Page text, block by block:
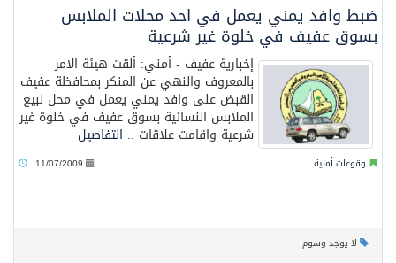
ضبط وافد يمني يعمل في احد محلات الملابس
بسوق عفيف في خلوة غير شرعية
إخبارية عفيف - أمني: ألقت هيئة الامر
بالمعروف والنهي عن المنكر بمحافظة عفيف
القبض على وافد يمني يعمل في محل لبيع
الملابس النسائية بسوق عفيف في خلوة غير
شرعية واقامت علاقات .. التفاصيل
وقوعات أمنية 11/07/2009
لا يوجد وسوم